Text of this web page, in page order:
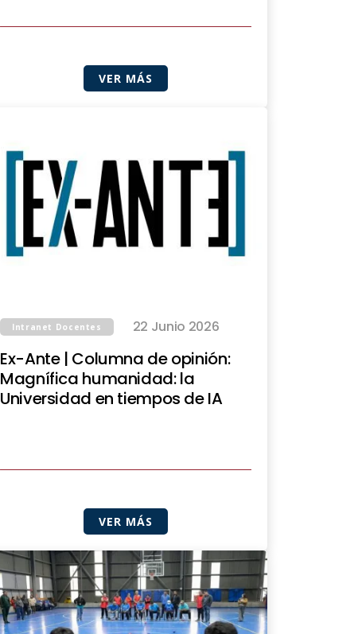
VER MÁS
Intranet Docentes 22 Junio 2026
Ex-Ante | Columna de opinión:
Magnífica humanidad: la
Universidad en tiempos de IA
VER MÁS